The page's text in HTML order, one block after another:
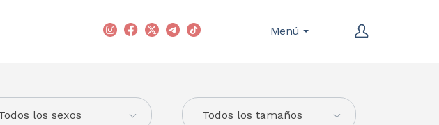
Menú
los sexos Todos los tamaños